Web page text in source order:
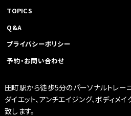
TOPICS
Q&A
プライバシーポリシー
予約・お問い合わせ
田町駅から徒歩5分のパーソナルトレー
ダイエット、アンチエイジング、ボディメ
致します。